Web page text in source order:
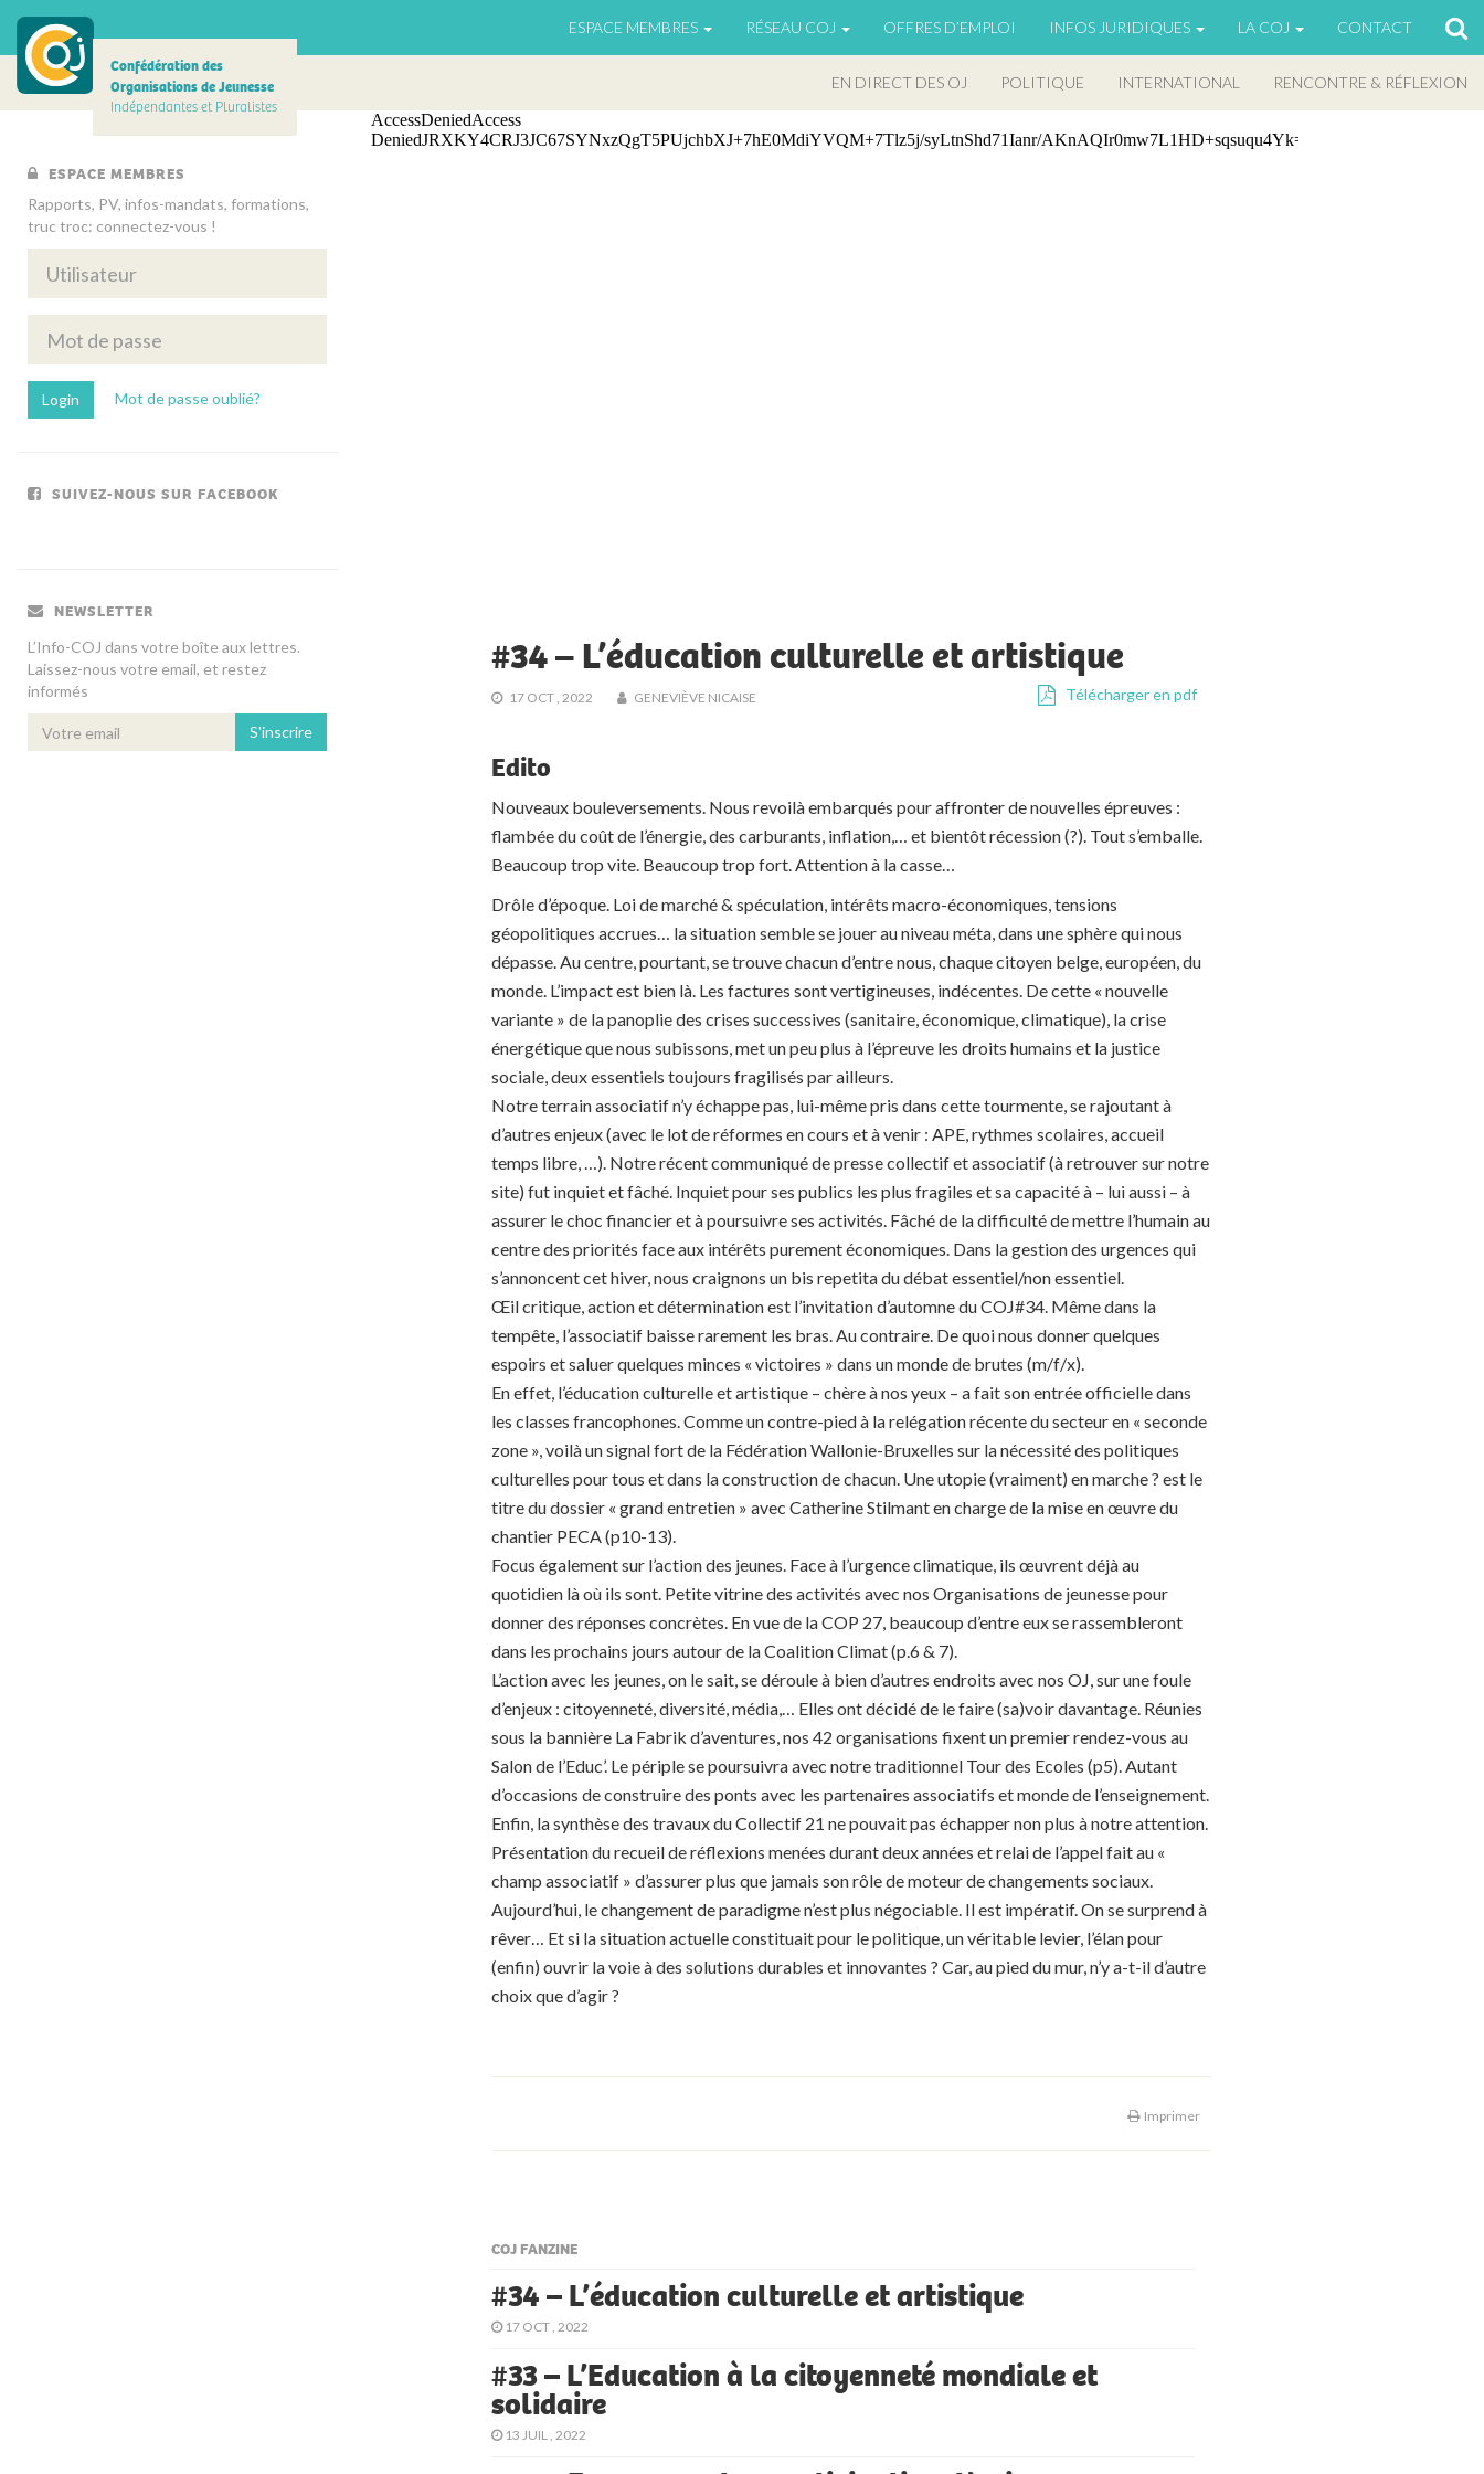
ESPACE MEMBRES RÉSEAU COJ OFFRES D’EMPLOI INFOS JURIDIQUES LA COJ CONTACT
Confédération des
Organisations de Jeunesse
Indépendantes et Pluralistes
EN DIRECT DES OJ POLITIQUE INTERNATIONAL RENCONTRE & RÉFLEXION
#34 – L’éducation culturelle et artistique
17 OCT , 2022 GENEVIÈVE NICAISE Télécharger en pdf
Edito
Nouveaux bouleversements. Nous revoilà embarqués pour affronter de nouvelles épreuves :
flambée du coût de l’énergie, des carburants, inflation,… et bientôt récession (?). Tout s’emballe.
Beaucoup trop vite. Beaucoup trop fort. Attention à la casse…
Drôle d’époque. Loi de marché & spéculation, intérêts macro-économiques, tensions
géopolitiques accrues… la situation semble se jouer au niveau méta, dans une sphère qui nous
dépasse. Au centre, pourtant, se trouve chacun d’entre nous, chaque citoyen belge, européen, du
monde. L’impact est bien là. Les factures sont vertigineuses, indécentes. De cette « nouvelle
variante » de la panoplie des crises successives (sanitaire, économique, climatique), la crise
énergétique que nous subissons, met un peu plus à l’épreuve les droits humains et la justice
sociale, deux essentiels toujours fragilisés par ailleurs.
Notre terrain associatif n’y échappe pas, lui-même pris dans cette tourmente, se rajoutant à
d’autres enjeux (avec le lot de réformes en cours et à venir : APE, rythmes scolaires, accueil
temps libre, …). Notre récent communiqué de presse collectif et associatif (à retrouver sur notre
site) fut inquiet et fâché. Inquiet pour ses publics les plus fragiles et sa capacité à – lui aussi – à
assurer le choc financier et à poursuivre ses activités. Fâché de la difficulté de mettre l’humain au
centre des priorités face aux intérêts purement économiques. Dans la gestion des urgences qui
s’annoncent cet hiver, nous craignons un bis repetita du débat essentiel/non essentiel.
Œil critique, action et détermination est l’invitation d’automne du COJ#34. Même dans la
tempête, l’associatif baisse rarement les bras. Au contraire. De quoi nous donner quelques
espoirs et saluer quelques minces « victoires » dans un monde de brutes (m/f/x).
En effet, l’éducation culturelle et artistique – chère à nos yeux – a fait son entrée officielle dans
les classes francophones. Comme un contre-pied à la relégation récente du secteur en « seconde
zone », voilà un signal fort de la Fédération Wallonie-Bruxelles sur la nécessité des politiques
culturelles pour tous et dans la construction de chacun. Une utopie (vraiment) en marche ? est le
titre du dossier « grand entretien » avec Catherine Stilmant en charge de la mise en œuvre du
chantier PECA (p10-13).
Focus également sur l’action des jeunes. Face à l’urgence climatique, ils œuvrent déjà au
quotidien là où ils sont. Petite vitrine des activités avec nos Organisations de jeunesse pour
donner des réponses concrètes. En vue de la COP 27, beaucoup d’entre eux se rassembleront
dans les prochains jours autour de la Coalition Climat (p.6 & 7).
L’action avec les jeunes, on le sait, se déroule à bien d’autres endroits avec nos OJ, sur une foule
d’enjeux : citoyenneté, diversité, média,… Elles ont décidé de le faire (sa)voir davantage. Réunies
sous la bannière La Fabrik d’aventures, nos 42 organisations fixent un premier rendez-vous au
Salon de l’Educ’. Le périple se poursuivra avec notre traditionnel Tour des Ecoles (p5). Autant
d’occasions de construire des ponts avec les partenaires associatifs et monde de l’enseignement.
Enfin, la synthèse des travaux du Collectif 21 ne pouvait pas échapper non plus à notre attention.
Présentation du recueil de réflexions menées durant deux années et relai de l’appel fait au «
champ associatif » d’assurer plus que jamais son rôle de moteur de changements sociaux.
Aujourd’hui, le changement de paradigme n’est plus négociable. Il est impératif. On se surprend à
rêver… Et si la situation actuelle constituait pour le politique, un véritable levier, l’élan pour
(enfin) ouvrir la voie à des solutions durables et innovantes ? Car, au pied du mur, n’y a-t-il d’autre
choix que d’agir ?
Imprimer
COJ FANZINE
#34 – L’éducation culturelle et artistique
17 OCT , 2022
#33 – L’Education à la citoyenneté mondiale et
solidaire
13 JUIL , 2022
ESPACE MEMBRES
Rapports, PV, infos-mandats, formations,
truc troc: connectez-vous !
Mot de passe oublié?
SUIVEZ-NOUS SUR FACEBOOK
NEWSLETTER
L’Info-COJ dans votre boîte aux lettres.
Laissez-nous votre email, et restez
informés
S'inscrire